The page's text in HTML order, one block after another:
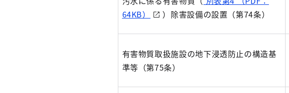
64KB）
）除害設備の設置（第74条）
有害物質取扱施設の地下浸透防止の構造基
準等（第75条）